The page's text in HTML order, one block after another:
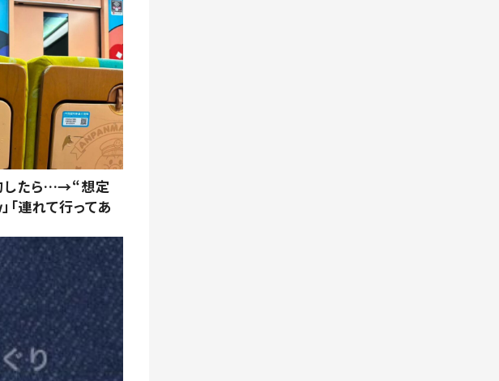
したら…→“想定
「連れて行ってあ